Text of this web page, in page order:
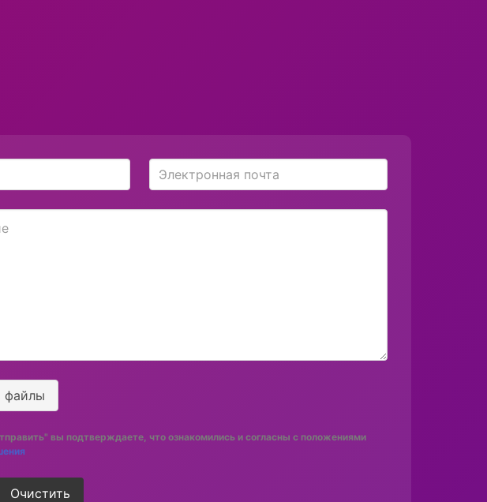
файлы
вы подтверждаете, что ознакомились и согласны с положениями
Очистить